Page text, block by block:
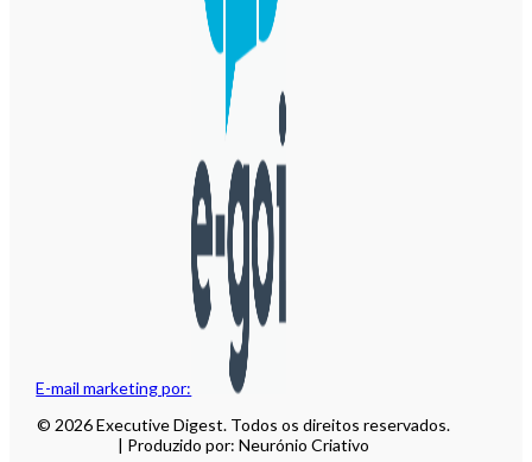
E-mail marketing por:
© 2026 Executive Digest. Todos os direitos reservados.
| Produzido por: Neurónio Criativo